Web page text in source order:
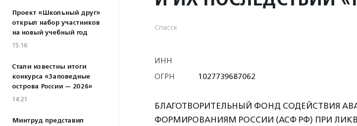
Проект «Школьный друг»
открыл набор участников
на новый учебный год
15:16
Стали известны итоги
конкурса «Заповедные
острова России — 2026»
14:21
Минтруд представил
Спасск
ИНН
ОГРН
1027739687062
БЛАГОТВОРИТЕЛЬНЫЙ ФОНД СОДЕЙСТВИЯ
ФОРМИРОВАНИЯМ РОССИИ (АСФ РФ) ПРИ